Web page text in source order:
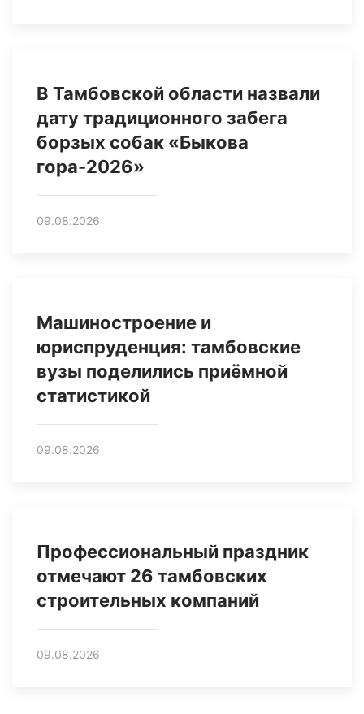
В Тамбовской области назвали
дату традиционного забега
борзых собак «Быкова
гора-2026»
09.08.2026
Машиностроение и
юриспруденция: тамбовские
вузы поделились приёмной
статистикой
09.08.2026
Профессиональный праздник
отмечают 26 тамбовских
строительных компаний
09.08.2026